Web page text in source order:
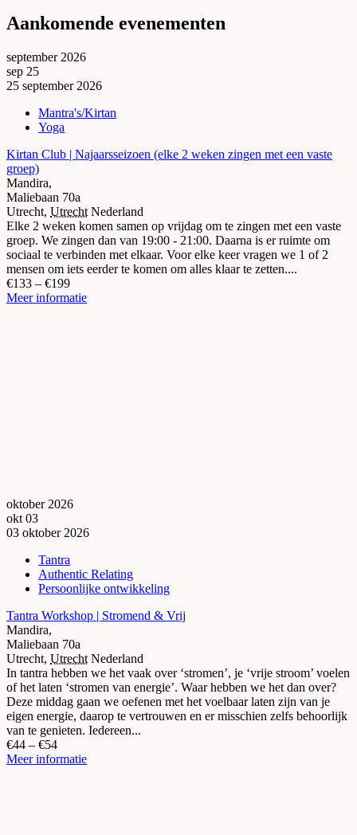
Aankomende evenementen
september 2026
sep 25
25 september 2026
Mantra's/Kirtan
Yoga
Kirtan Club | Najaarsseizoen (elke 2 weken zingen met een vaste
groep)
Mandira,
Maliebaan 70a
Utrecht, Utrecht Nederland
Elke 2 weken komen samen op vrijdag om te zingen met een vaste
groep. We zingen dan van 19:00 - 21:00. Daarna is er ruimte om
sociaal te verbinden met elkaar. Voor elke keer vragen we 1 of 2
mensen om iets eerder te komen om alles klaar te zetten....
€133 – €199
Meer informatie
oktober 2026
okt 03
03 oktober 2026
Tantra
Authentic Relating
Persoonlijke ontwikkeling
Tantra Workshop | Stromend & Vrij
Mandira,
Maliebaan 70a
Utrecht, Utrecht Nederland
In tantra hebben we het vaak over ‘stromen’, je ‘vrije stroom’ voelen
of het laten ‘stromen van energie’. Waar hebben we het dan over?
Deze middag gaan we oefenen met het voelbaar laten zijn van je
eigen energie, daarop te vertrouwen en er misschien zelfs behoorlijk
van te genieten. Iedereen...
€44 – €54
Meer informatie